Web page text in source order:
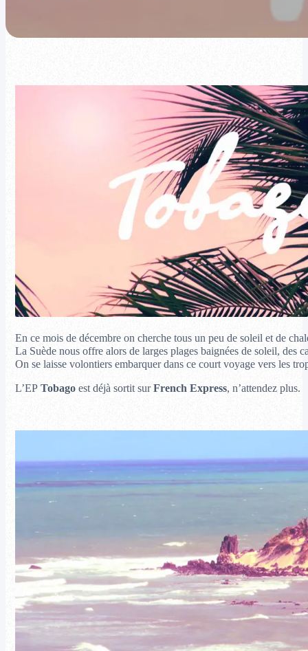
En ce mois de décembre on cherche tous un peu de soleil et de
La Suède nous offre alors de larges plages baignées de soleil, des
On se laisse volontiers embarquer dans ce court voyage vers les
L’EPTobagoest déjà sortit surFrench Express, n’attendez plus.